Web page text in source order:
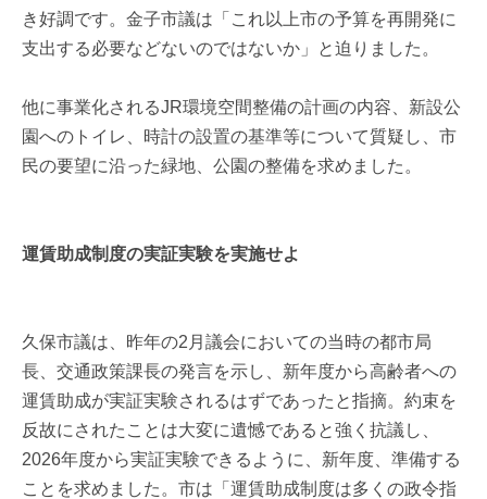
き好調です。金子市議は「これ以上市の予算を再開発に
支出する必要などないのではないか」と迫りました。
他に事業化されるJR環境空間整備の計画の内容、新設公
園へのトイレ、時計の設置の基準等について質疑し、市
民の要望に沿った緑地、公園の整備を求めました。
運賃助成制度の実証実験を実施せよ
久保市議は、昨年の2月議会においての当時の都市局
長、交通政策課長の発言を示し、新年度から高齢者への
運賃助成が実証実験されるはずであったと指摘。約束を
反故にされたことは大変に遺憾であると強く抗議し、
2026年度から実証実験できるように、新年度、準備する
ことを求めました。市は「運賃助成制度は多くの政令指